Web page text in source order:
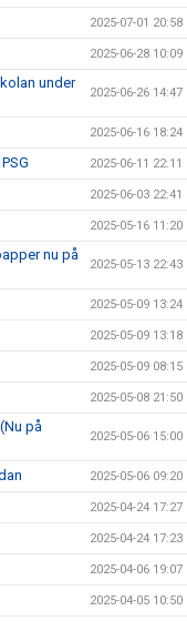
2025-07-01 20:58
2025-06-28 10:09
under
2025-06-26 14:47
2025-06-16 18:24
2025-06-11 22:11
2025-06-03 22:41
2025-05-16 11:20
nu på
2025-05-13 22:43
2025-05-09 13:24
2025-05-09 13:18
2025-05-09 08:15
2025-05-08 21:50
på
2025-05-06 15:00
2025-05-06 09:20
2025-04-24 17:27
2025-04-24 17:23
2025-04-06 19:07
2025-04-05 10:50